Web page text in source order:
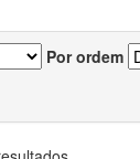
Por ordem